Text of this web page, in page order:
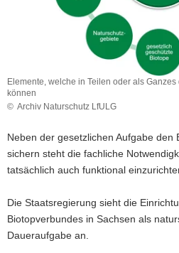
Elemente, welche in Teilen oder als
können
© Archiv Naturschutz LfULG
welche
Teilen
oder
Ganzes
den
Biotopverbund
bilden
Neben der gesetzlichen Aufgabe den
sichern steht die fachliche
tatsächlich auch funktional
Die Staatsregierung sieht die
Biotopverbundes in Sachsen als
Daueraufgabe an.